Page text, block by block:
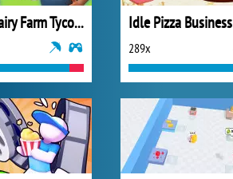
Idle Dairy Farm Tycoon Idle Pizza Business
289x